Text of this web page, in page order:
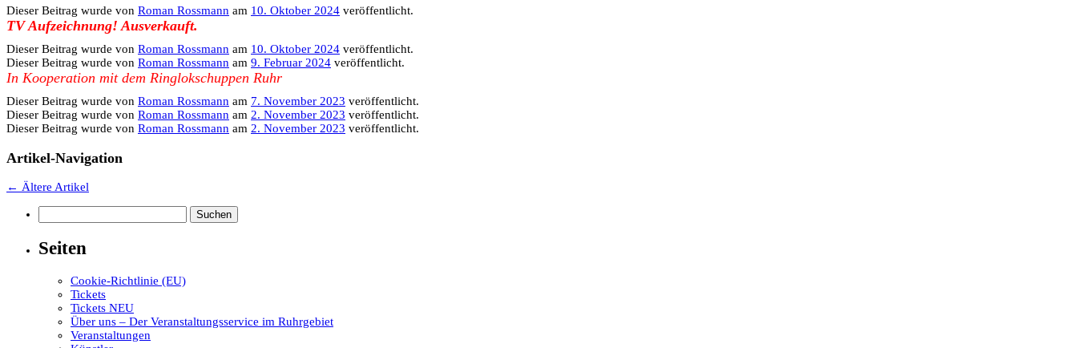
Dieser Beitrag wurde von Roman Rossmann am 10. Oktober 2024 veröffentlicht.
TV Aufzeichnung! Ausverkauft.
Dieser Beitrag wurde von Roman Rossmann am 10. Oktober 2024 veröffentlicht.
Dieser Beitrag wurde von Roman Rossmann am 9. Februar 2024 veröffentlicht.
In Kooperation mit dem Ringlokschuppen Ruhr
Dieser Beitrag wurde von Roman Rossmann am 7. November 2023 veröffentlicht.
Dieser Beitrag wurde von Roman Rossmann am 2. November 2023 veröffentlicht.
Dieser Beitrag wurde von Roman Rossmann am 2. November 2023 veröffentlicht.
Artikel-Navigation
← Ältere Artikel
nach:
Seiten
Cookie-Richtlinie (EU)
Tickets
Tickets NEU
Über uns – Der Veranstaltungsservice im Ruhrgebiet
Veranstaltungen